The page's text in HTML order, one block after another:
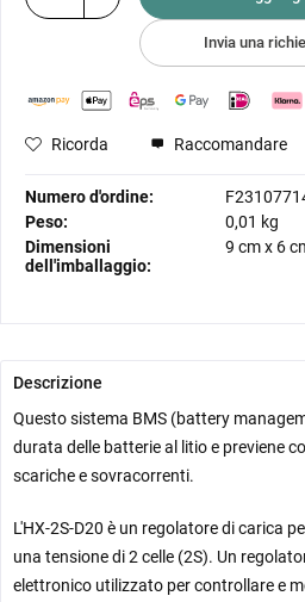
Invia una
Ricorda Raccomandare
Numero d'ordine:
Peso:
0,01 kg
Dimensioni
dell'imballaggio:
9 cmx 6
Descrizione
Questo sistema BMS (battery
durata delle batterie al litio e previene
scariche e sovracorrenti.
L'HX-2S-D20 è un regolatore di carica
una tensione di 2 celle (2S). Un
elettronico utilizzato per controllare e